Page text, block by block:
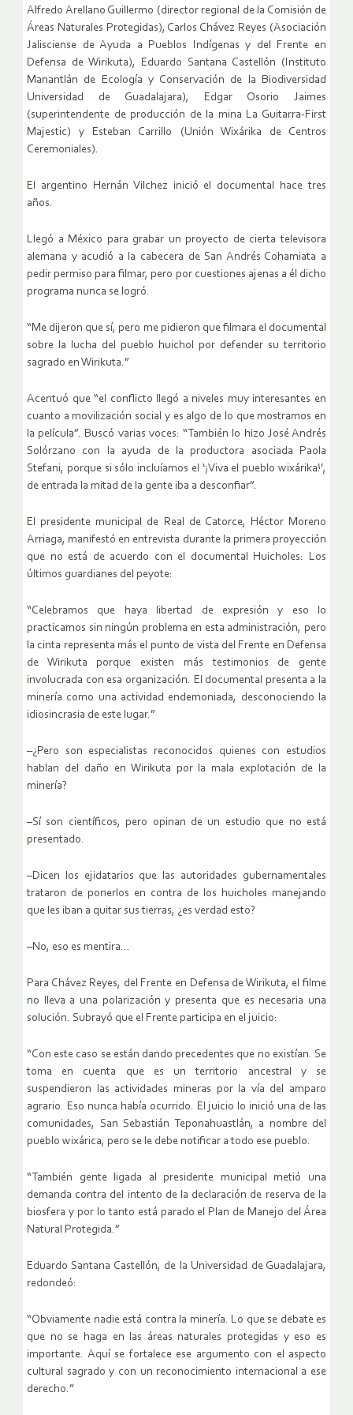
Alfredo Arellano Guillermo (director regional de la Comisión de
Áreas Naturales Protegidas), Carlos Chávez Reyes (Asociación
Jalisciense de Ayuda a Pueblos Indígenas y del Frente en
Defensa de Wirikuta), Eduardo Santana Castellón (Instituto
Manantlán de Ecología y Conservación de la Biodiversidad
Universidad de Guadalajara), Edgar Osorio Jaimes
(superintendente de producción de la mina La Guitarra-First
Majestic) y Esteban Carrillo (Unión Wixárika de Centros
Ceremoniales).
El argentino Hernán Vilchez inició el documental hace tres
años.
Llegó a México para grabar un proyecto de cierta televisora
alemana y acudió a la cabecera de San Andrés Cohamiata a
pedir permiso para filmar, pero por cuestiones ajenas a él dicho
programa nunca se logró.
“Me dijeron que sí, pero me pidieron que filmara el documental
sobre la lucha del pueblo huichol por defender su territorio
sagrado en Wirikuta.”
Acentuó que “el conflicto llegó a niveles muy interesantes en
cuanto a movilización social y es algo de lo que mostramos en
la película”. Buscó varias voces: “También lo hizo José Andrés
Solórzano con la ayuda de la productora asociada Paola
Stefani, porque si sólo incluíamos el ‘¡Viva el pueblo wixárika!’,
de entrada la mitad de la gente iba a desconfiar”.
El presidente municipal de Real de Catorce, Héctor Moreno
Arriaga, manifestó en entrevista durante la primera proyección
que no está de acuerdo con el documental Huicholes: Los
últimos guardianes del peyote:
“Celebramos que haya libertad de expresión y eso lo
practicamos sin ningún problema en esta administración, pero
la cinta representa más el punto de vista del Frente en Defensa
de Wirikuta porque existen más testimonios de gente
involucrada con esa organización. El documental presenta a la
minería como una actividad endemoniada, desconociendo la
idiosincrasia de este lugar.”
–¿Pero son especialistas reconocidos quienes con estudios
hablan del daño en Wirikuta por la mala explotación de la
minería?
–Sí son científicos, pero opinan de un estudio que no está
presentado.
–Dicen los ejidatarios que las autoridades gubernamentales
trataron de ponerlos en contra de los huicholes manejando
que les iban a quitar sus tierras, ¿es verdad esto?
–No, eso es mentira…
Para Chávez Reyes, del Frente en Defensa de Wirikuta, el filme
no lleva a una polarización y presenta que es necesaria una
solución. Subrayó que el Frente participa en el juicio:
“Con este caso se están dando precedentes que no existían. Se
toma en cuenta que es un territorio ancestral y se
suspendieron las actividades mineras por la vía del amparo
agrario. Eso nunca había ocurrido. El juicio lo inició una de las
comunidades, San Sebastián Teponahuastlán, a nombre del
pueblo wixárica, pero se le debe notificar a todo ese pueblo.
“También gente ligada al presidente municipal metió una
demanda contra del intento de la declaración de reserva de la
biosfera y por lo tanto está parado el Plan de Manejo del Área
Natural Protegida.”
Eduardo Santana Castellón, de la Universidad de Guadalajara,
redondeó:
“Obviamente nadie está contra la minería. Lo que se debate es
que no se haga en las áreas naturales protegidas y eso es
importante. Aquí se fortalece ese argumento con el aspecto
cultural sagrado y con un reconocimiento internacional a ese
derecho.”